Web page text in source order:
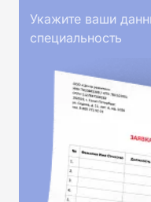
Укажите ваши
специальность